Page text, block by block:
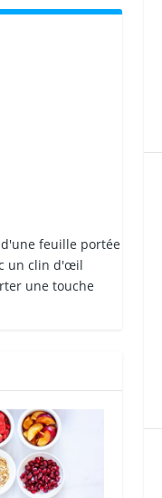
feuille portée
un clin d'œil
une touche